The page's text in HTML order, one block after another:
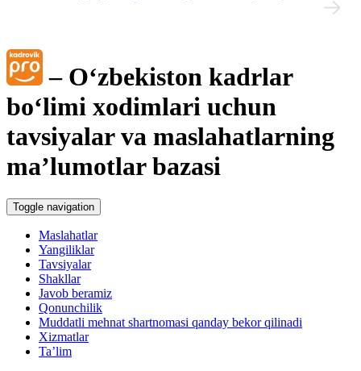
– Oʻzbekiston kadrlar
boʻlimi хodimlari uchun
tavsiyalar va maslahatlarning
ma’lumotlar bazasi
Toggle navigation
Maslahatlar
Yangiliklar
Tavsiyalar
Shakllar
Javob beramiz
Qonunchilik
Muddatli mehnat shartnomasi qanday bekor qilinadi
Xizmatlar
Ta’lim